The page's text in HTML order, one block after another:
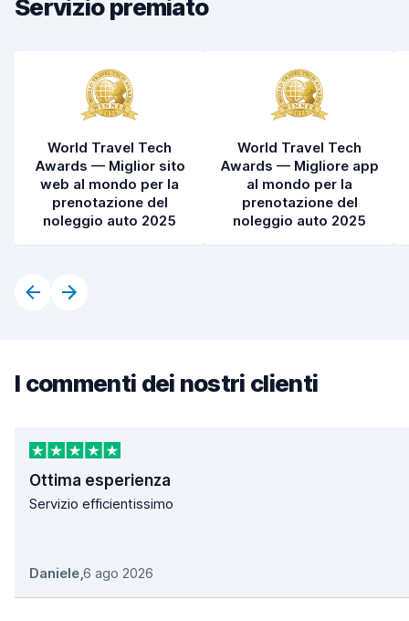
Condizioni dell'auto
Servizio premiato
World Travel Tech
Awards — Miglior sito
web al mondo per la
prenotazione del
noleggio auto 2025
World Travel Tech
Awards — Migliore app
al mondo per la
prenotazione del
noleggio auto 2025
I commenti dei nostri clienti
Ottima esperienza
Servizio efficientissimo
Daniele,6 ago 2026